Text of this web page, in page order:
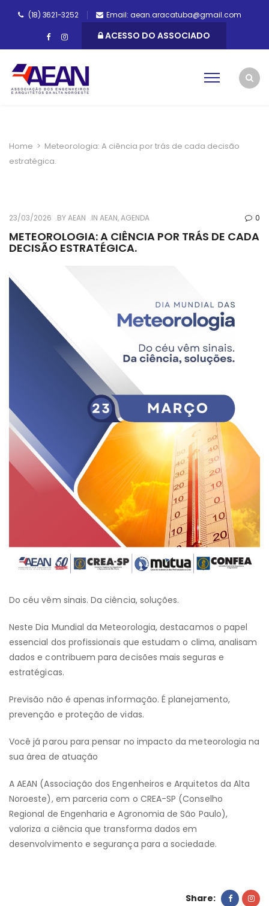
(18) 3621-3252 Email: aean.aracatuba@gmail.com
ACESSO DO ASSOCIADO
Home > Meteorologia: A ciência por trás de cada decisão
estratégica.
23/03/2026 BYAEAN IN AEAN,AGENDA 0
METEOROLOGIA: A CIÊNCIA POR TRÁS DE CADA
DECISÃO ESTRATÉGICA.
Do céu vêm sinais. Da ciência, soluções.
Neste Dia Mundial da Meteorologia, destacamos o papel
essencial dos profissionais que estudam o clima, analisam
dados e contribuem para decisões mais seguras e
estratégicas.
Previsão não é apenas informação. É planejamento,
prevenção e proteção de vidas.
Você já parou para pensar no impacto da meteorologia na
sua área de atuação
A AEAN (Associação dos Engenheiros e Arquitetos da Alta
Noroeste), em parceria com o CREA-SP (Conselho
Regional de Engenharia e Agronomia de São Paulo),
valoriza a ciência que transforma dados em
desenvolvimento e segurança para a sociedade.
Share: